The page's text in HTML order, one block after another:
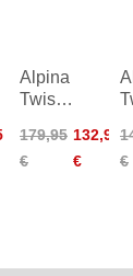
Alpina
Twist
HR QV
179,95
€
132,95
€
€